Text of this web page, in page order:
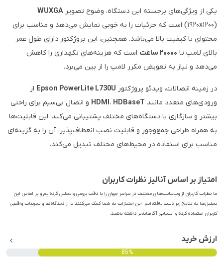
یکی از ویژگی‌های برجسته این دستگاه، وضوح تصویر WUXGA
(۱۹۲۰x۱۲۰۰) است که جزئیات را به خوبی نمایش می‌دهد و مناسب برای
محتوای با کیفیت بالا می‌باشد. همچنین، این پروژکتور دارای طول عمر
بالای لامپ تا ۲۰۰۰۰ ساعت
است که هزینه‌های نگهداری را کاهش
می‌دهد و نیاز به تعویض مکرر لامپ را از بین می‌برد.
در زمینه اتصالات، ویدئو پروژکتور Epson PowerLite L730U از
ورودی‌های متعدد مانند
HDMI، HDBaseT
و اتصال بی‌سیم برای راحتی
بیشتر و سازگاری با دستگاه‌های مختلف پشتیبانی می‌کند. این قابلیت‌ها
به همراه طراحی جمع‌وجور و قابلیت نصب انعطاف‌پذیر، آن را به گزینه‌ای
مناسب برای استفاده در محیط‌های مختلف تبدیل می‌کند.
امتیاز بر اساس آنالیز نظرات کاربران
ما نظرات کاربران از وب‌سایت‌های مختلف در سراسر جهان را با دقت بررسی و تحلیل کرده‌ایم و بر اساس این
تحلیل‌ها به نتایج زیر دست یافته‌ایم. این امتیازات به شما کمک می‌کنند تا از دیدگاه‌ها و تجربیات واقعی
کاربران استفاده کرده و انتخابی آگاهانه‌تر داشته باشید.
ارزش خرید
85%